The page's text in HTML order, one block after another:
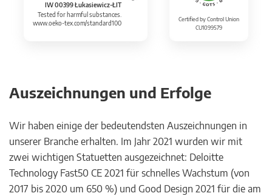
IW 00399 Łukasiewicz-ŁIT
Tested for harmful substances.
www.oeko-tex.com/standard100
Certified by Control Union
CU1099579
Auszeichnungen und Erfolge
Wir haben einige der bedeutendsten Auszeichnungen in
unserer Branche erhalten. Im Jahr 2021 wurden wir mit
zwei wichtigen Statuetten ausgezeichnet: Deloitte
Technology Fast50 CE 2021 für schnelles Wachstum (von
2017 bis 2020 um 650 %) und Good Design 2021 für die am